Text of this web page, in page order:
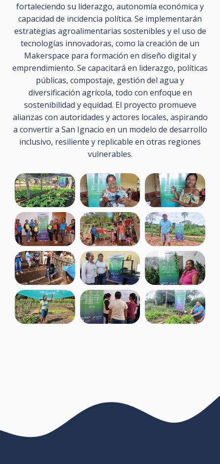
fortaleciendo su liderazgo, autonomía económica y
capacidad de incidencia política. Se implementarán
estrategias agroalimentarias sostenibles y el uso de
tecnologías innovadoras, como la creación de un
Makerspace para formación en diseño digital y
emprendimiento. Se capacitará en liderazgo, políticas
públicas, compostaje, gestión del agua y
diversificación agrícola, todo con enfoque en
sostenibilidad y equidad. El proyecto promueve
alianzas con autoridades y actores locales, aspirando
a convertir a San Ignacio en un modelo de desarrollo
inclusivo, resiliente y replicable en otras regiones
vulnerables.